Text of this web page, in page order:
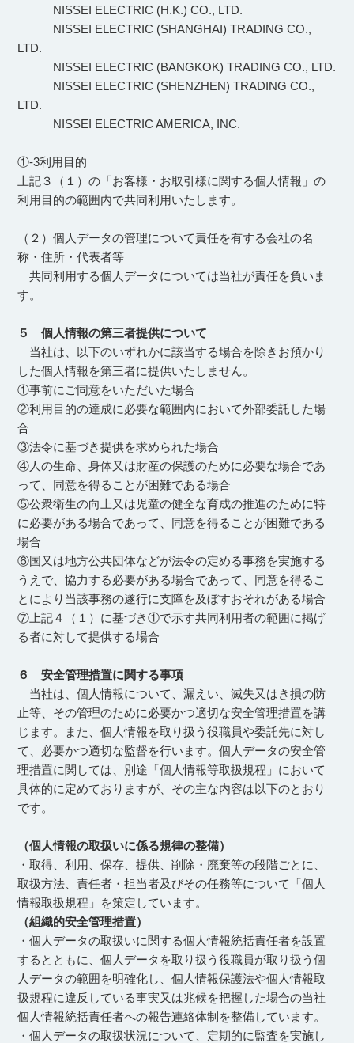
NISSEI ELECTRIC (H.K.) CO., LTD.
NISSEI ELECTRIC (SHANGHAI) TRADING CO.,
LTD.
NISSEI ELECTRIC (BANGKOK) TRADING CO., LTD.
NISSEI ELECTRIC (SHENZHEN) TRADING CO.,
LTD.
NISSEI ELECTRIC AMERICA, INC.
①-3利用目的
上記３（１）の「お客様・お取引様に関する個人情報」の
利用目的の範囲内で共同利用いたします。
（２）個人データの管理について責任を有する会社の名
称・住所・代表者等
共同利用する個人データについては当社が責任を負いま
す。
５ 個人情報の第三者提供について
当社は、以下のいずれかに該当する場合を除きお預かり
した個人情報を第三者に提供いたしません。
①事前にご同意をいただいた場合
②利用目的の達成に必要な範囲内において外部委託した場
合
③法令に基づき提供を求められた場合
④人の生命、身体又は財産の保護のために必要な場合であ
って、同意を得ることが困難である場合
⑤公衆衛生の向上又は児童の健全な育成の推進のために特
に必要がある場合であって、同意を得ることが困難である
場合
⑥国又は地方公共団体などが法令の定める事務を実施する
うえで、協力する必要がある場合であって、同意を得るこ
とにより当該事務の遂行に支障を及ぼすおそれがある場合
⑦上記４（１）に基づき①で示す共同利用者の範囲に掲げ
る者に対して提供する場合
６ 安全管理措置に関する事項
当社は、個人情報について、漏えい、滅失又はき損の防
止等、その管理のために必要かつ適切な安全管理措置を講
じます。また、個人情報を取り扱う役職員や委託先に対し
て、必要かつ適切な監督を行います。個人データの安全管
理措置に関しては、別途「個人情報等取扱規程」において
具体的に定めておりますが、その主な内容は以下のとおり
です。
（個人情報の取扱いに係る規律の整備）
・取得、利用、保存、提供、削除・廃棄等の段階ごとに、
取扱方法、責任者・担当者及びその任務等について「個人
情報取扱規程」を策定しています。
（組織的安全管理措置）
・個人データの取扱いに関する個人情報統括責任者を設置
するとともに、個人データを取り扱う役職員が取り扱う個
人データの範囲を明確化し、個人情報保護法や個人情報取
扱規程に違反している事実又は兆候を把握した場合の当社
個人情報統括責任者への報告連絡体制を整備しています。
・個人データの取扱状況について、定期的に監査を実施し